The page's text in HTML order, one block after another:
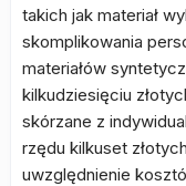
takich jak materiał
skomplikowania
materiałów
kilkudziesięciu
skórzane z
rzędu kilkuset
uwzględnienie